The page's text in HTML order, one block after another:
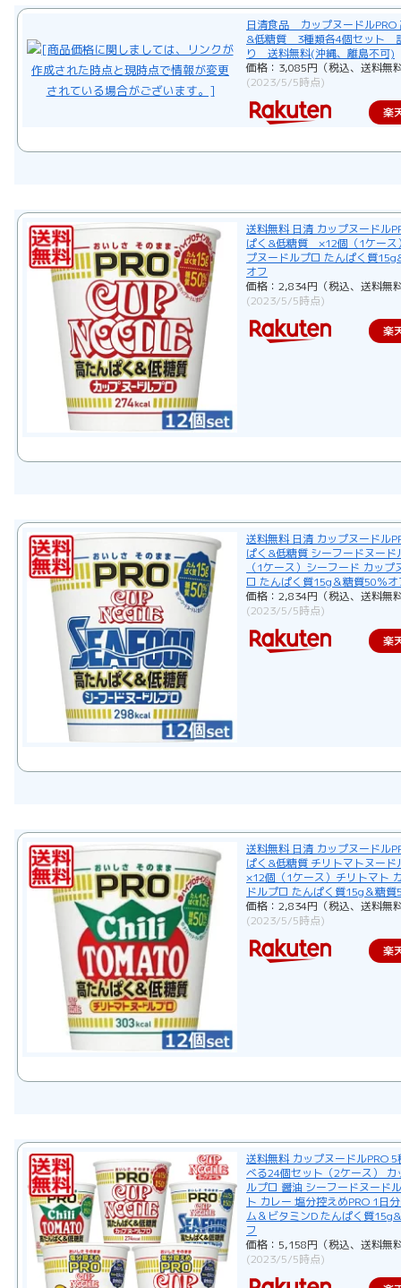
日清食品 カップヌードルPRO
&低糖質 3種類各4個セット
り 送料無料(沖縄、離島不可)
価格：3,085円（税込、送料無
(2023/5/5時点)
楽
送料無料 日清 カップヌードル
ぱく&低糖質 ×12個（1ケース
プヌードルプロ たんぱく質
オフ
価格：2,834円（税込、送料無
(2023/5/5時点)
楽
送料無料 日清 カップヌードル
ぱく&低糖質 シーフードヌー
（1ケース）シーフード カップ
ロ たんぱく質15g＆糖質50％オ
価格：2,834円（税込、送料無
(2023/5/5時点)
楽
送料無料 日清 カップヌードル
ぱく&低糖質 チリトマトヌー
×12個（1ケース）チリトマト
ドルプロ たんぱく質15g＆糖質
価格：2,834円（税込、送料無
(2023/5/5時点)
楽
送料無料 カップヌードルPRO
べる24個セット（2ケース） カ
ルプロ 醤油 シーフードヌード
ト カレー 塩分控えめPRO 1日
ム＆ビタミンD たんぱく質
フ
価格：5,158円（税込、送料無
(2023/5/5時点)